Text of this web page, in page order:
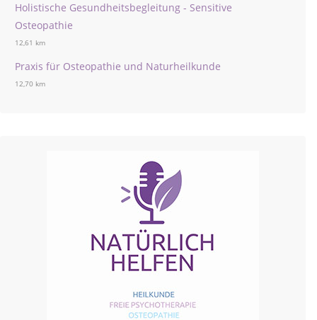
Holistische Gesundheitsbegleitung - Sensitive
Osteopathie
12,61 km
Praxis für Osteopathie und Naturheilkunde
12,70 km